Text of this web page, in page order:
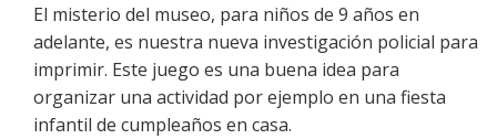
El misterio del museo, para niños de 9 años en
adelante, es nuestra nueva investigación policial para
imprimir. Este juego es una buena idea para
organizar una actividad por ejemplo en una fiesta
infantil de cumpleaños en casa.